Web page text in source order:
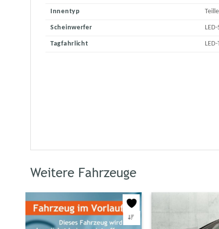
Innentyp
Scheinwerfer
Tagfahrlicht
Weitere Fahrzeuge